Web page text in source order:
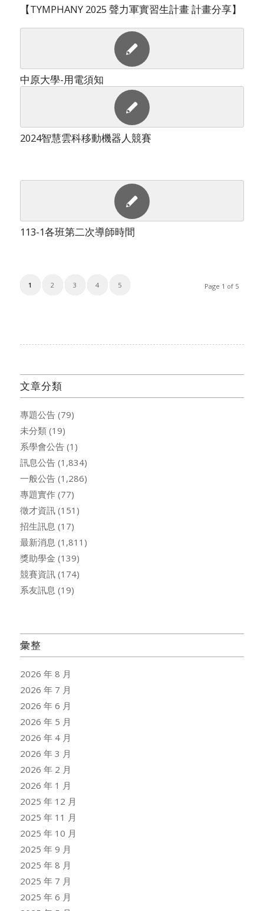
【TYMPHANY 2025 聲力軍實習生計畫 計畫分享】
中原大學-用電須知
2024智慧雲科移動機器人競賽
113-1各班第二次導師時間
Page 1 of 5
1 2 3 4 5
文章分類
專題公告(79)
未分類(19)
系學會公告(1)
訊息公告(1,834)
一般公告(1,286)
專題實作(77)
徵才資訊(151)
招生訊息 (17)
最新消息 (1,811)
獎助學金 (139)
競賽資訊(174)
系友訊息 (19)
彙整
2026 年 8 月
2026 年 7 月
2026 年 6 月
2026 年 5 月
2026 年 4 月
2026 年 3 月
2026 年 2 月
2026 年 1 月
2025 年 12 月
2025 年 11 月
2025 年 10 月
2025 年 9 月
2025 年 8 月
2025 年 7 月
2025 年 6 月